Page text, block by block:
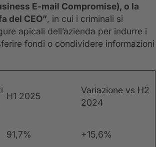
E-mail Compromise), o la
del CEO”, in cui i criminali si
apicali dell’azienda per indurre i
fondi o condividere informazioni
H1 2025
Variazione vs H2
2024
91,7%
+15,6%